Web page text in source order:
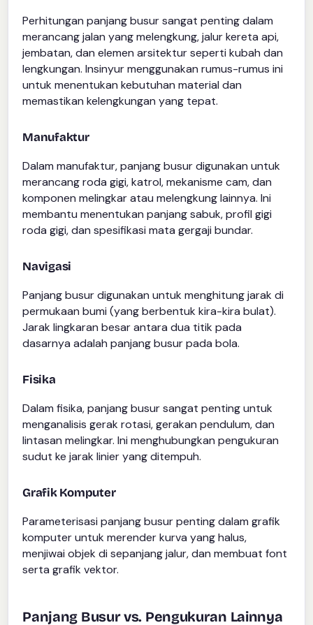
Perhitungan panjang busur sangat penting dalam
merancang jalan yang melengkung, jalur kereta api,
jembatan, dan elemen arsitektur seperti kubah dan
lengkungan. Insinyur menggunakan rumus-rumus ini
untuk menentukan kebutuhan material dan
memastikan kelengkungan yang tepat.
Manufaktur
Dalam manufaktur, panjang busur digunakan untuk
merancang roda gigi, katrol, mekanisme cam, dan
komponen melingkar atau melengkung lainnya. Ini
membantu menentukan panjang sabuk, profil gigi
roda gigi, dan spesifikasi mata gergaji bundar.
Navigasi
Panjang busur digunakan untuk menghitung jarak di
permukaan bumi (yang berbentuk kira-kira bulat).
Jarak lingkaran besar antara dua titik pada
dasarnya adalah panjang busur pada bola.
Fisika
Dalam fisika, panjang busur sangat penting untuk
menganalisis gerak rotasi, gerakan pendulum, dan
lintasan melingkar. Ini menghubungkan pengukuran
sudut ke jarak linier yang ditempuh.
Grafik Komputer
Parameterisasi panjang busur penting dalam grafik
komputer untuk merender kurva yang halus,
menjiwai objek di sepanjang jalur, dan membuat font
serta grafik vektor.
Panjang Busur vs. Pengukuran Lainnya